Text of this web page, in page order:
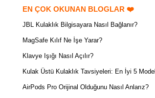
EN ÇOK OKUNAN BLOGLAR ❤️
JBL Kulaklık Bilgisayara Nasıl Bağlanır?
MagSafe Kılıf Ne İşe Yarar?
Klavye Işığı Nasıl Açılır?
Kulak Üstü Kulaklık Tavsiyeleri: En İyi 5 Model
AirPods Pro Orijinal Olduğunu Nasıl Anlarız?